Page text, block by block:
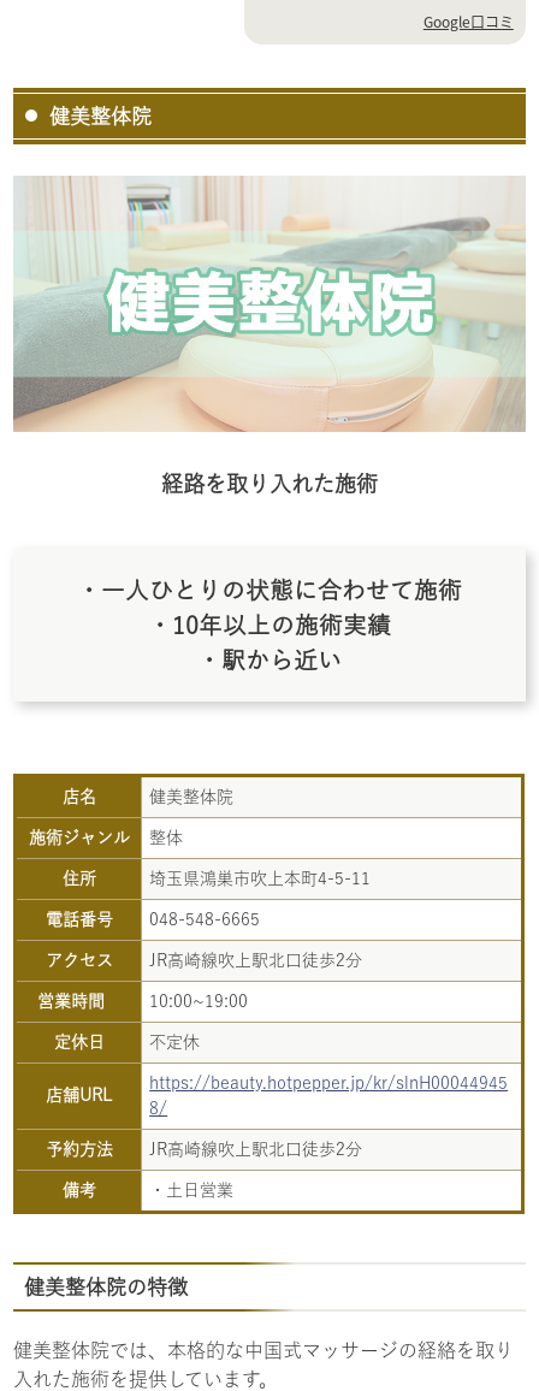
Google口コミ
健美整体院
経路を取り入れた施術
・一人ひとりの状態に合わせて施術
・10年以上の施術実績
・駅から近い
店名 健美整体院
施術ジャンル 整体
住所 埼玉県鴻巣市吹上本町4-5-11
電話番号 048-548-6665
アクセス JR高崎線吹上駅北口徒歩2分
営業時間 10:00~19:00
定休日 不定休
店舗URL
https://beauty.hotpepper.jp/kr/slnH00044945
8/
予約方法 JR高崎線吹上駅北口徒歩2分
備考 ・土日営業
健美整体院の特徴
健美整体院では、本格的な中国式マッサージの経絡を取り
入れた施術を提供しています。